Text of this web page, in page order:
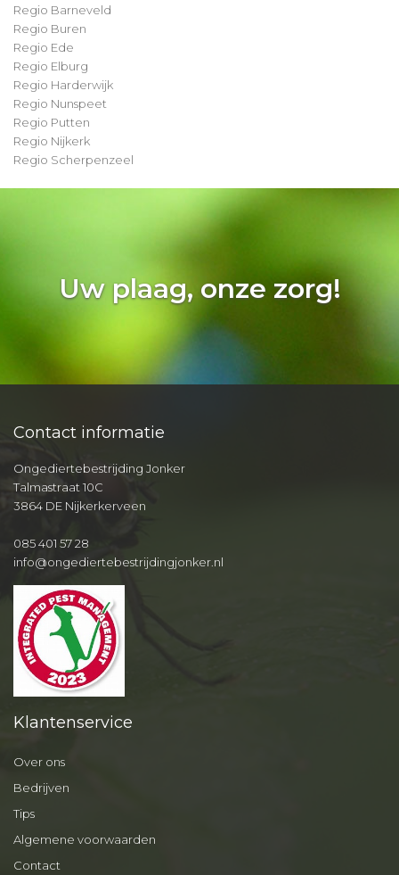
Regio Barneveld
Regio Buren
Regio Ede
Regio Elburg
Regio Harderwijk
Regio Nunspeet
Regio Putten
Regio Nijkerk
Regio Scherpenzeel
Uw plaag, onze zorg!
Contact informatie
Ongediertebestrijding Jonker
Talmastraat 10C
3864 DE Nijkerkerveen
085 401 57 28
info@ongediertebestrijdingjonker.nl
Klantenservice
Over ons
Bedrijven
Tips
Algemene voorwaarden
Contact